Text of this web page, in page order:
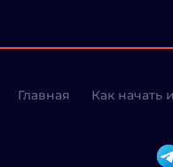
Главная Как начать